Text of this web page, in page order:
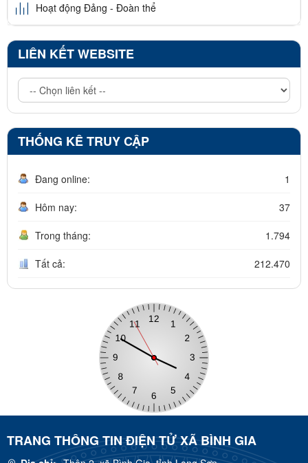
Hoạt động Đảng - Đoàn thể
LIÊN KẾT WEBSITE
THỐNG KÊ TRUY CẬP
Đang online: 1
Hôm nay: 37
Trong tháng: 1.794
Tất cả: 212.470
TRANG THÔNG TIN ĐIỆN TỬ XÃ BÌNH GIA